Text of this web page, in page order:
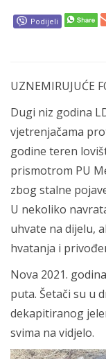
Podijeli
UZNEMIRUJUĆE
Dugi niz godina
vjetrenjačama
godine teren
prismotrom PU
zbog stalne
U nekoliko
uhvate na dijelu,
hvatanja i
Nova 2021.
puta. Šetači su u
dekapitiranog
svima na vidjelo.